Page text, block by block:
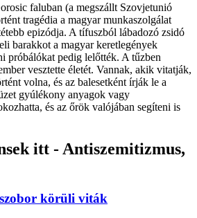
faluban (a megszállt Szovjetunió
tragédia a magyar munkaszolgálat
epizódja. A tífuszból lábadozó zsidó
barakkot a magyar keretlegények
próbálókat pedig lelőtték. A tűzben
vesztette életét. Vannak, akik vitatják,
volna, és az balesetként írják le a
gyúlékony anyagok vagy
és az őrök valójában segíteni is
itt - Antiszemitizmus,
körüli viták